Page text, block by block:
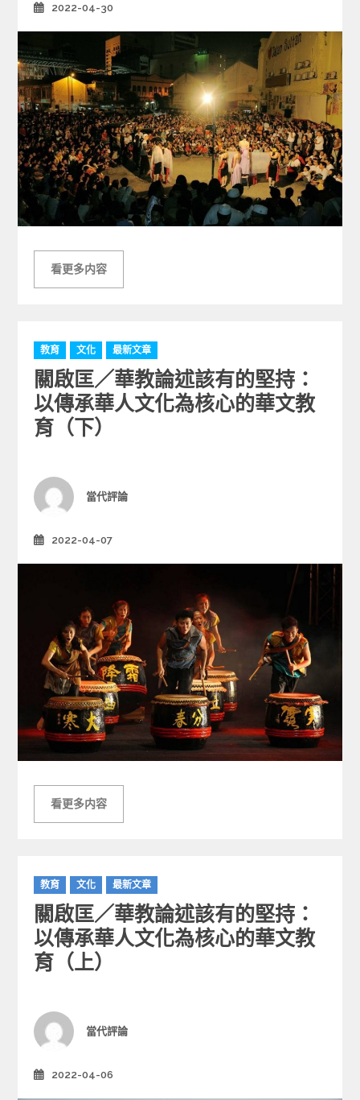
s
2022-04-30
看更多内容
C
a
e
g
o
e
s
教育 文化 最新文章
關啟匡／華教論述該有的堅持：
以傳承華人文化為核心的華文教
育（下）
Author
當代評論
2022-04-07
看更多内容
C
a
e
g
o
e
s
教育 文化 最新文章
關啟匡／華教論述該有的堅持：
以傳承華人文化為核心的華文教
育（上）
Author
當代評論
2022-04-06